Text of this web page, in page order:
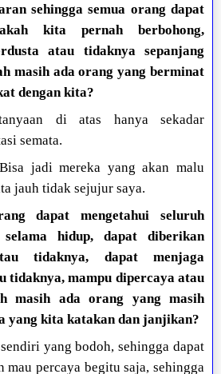
sehingga semua orang dapat
kita pernah berbohong,
atau tidaknya sepanjang
masih ada orang yang berminat
dengan kita?
di atas hanya sekadar
semata.
jadi mereka yang akan malu
jauh tidak sejujur saya.
dapat mengetahui seluruh
hidup, dapat diberikan
tidaknya, dapat menjaga
tidaknya, mampu dipercaya atau
masih ada orang yang masih
yang kita katakan dan janjikan?
yang bodoh, sehingga dapat
mau percaya begitu saja, sehingga